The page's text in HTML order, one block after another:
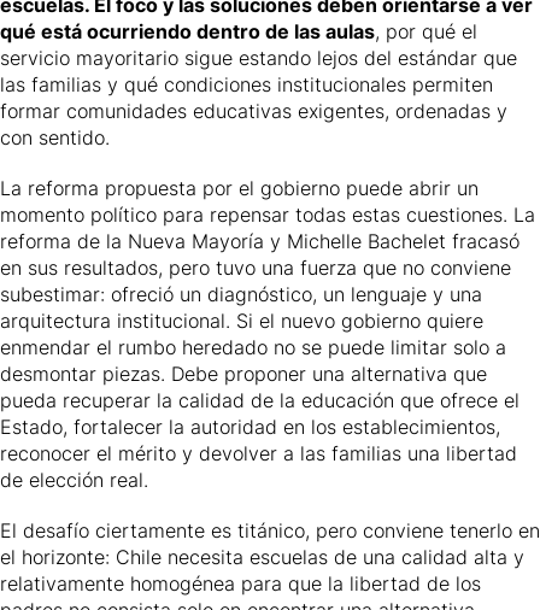
escuelas. El foco y las soluciones deben orientarse a ver
qué está ocurriendo dentro de las aulas, por qué el
servicio mayoritario sigue estando lejos del estándar que
las familias y qué condiciones institucionales permiten
formar comunidades educativas exigentes, ordenadas y
con sentido.
La reforma propuesta por el gobierno puede abrir un
momento político para repensar todas estas cuestiones. La
reforma de la Nueva Mayoría y Michelle Bachelet fracasó
en sus resultados, pero tuvo una fuerza que no conviene
subestimar: ofreció un diagnóstico, un lenguaje y una
arquitectura institucional. Si el nuevo gobierno quiere
enmendar el rumbo heredado no se puede limitar solo a
desmontar piezas. Debe proponer una alternativa que
pueda recuperar la calidad de la educación que ofrece el
Estado, fortalecer la autoridad en los establecimientos,
reconocer el mérito y devolver a las familias una libertad
de elección real.
El desafío ciertamente es titánico, pero conviene tenerlo en
el horizonte: Chile necesita escuelas de una calidad alta y
relativamente homogénea para que la libertad de los